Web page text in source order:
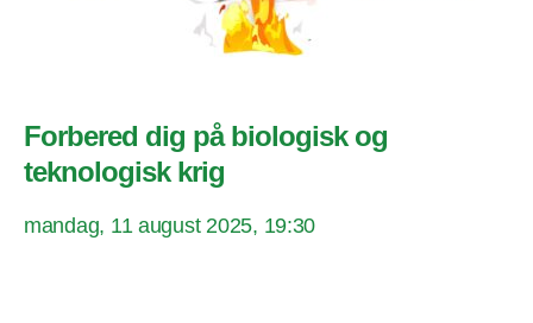
Forbered dig på biologisk og
teknologisk krig
mandag, 11 august 2025, 19:30